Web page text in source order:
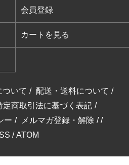
会員登録
カートを見る
ついて / 配送・送料について /
定商取引法に基づく表記 /
ー / メルマガ登録・解除 / /
/ATOM